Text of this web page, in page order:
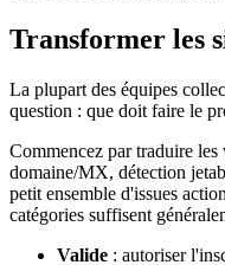
Transformer les
La plupart des équipes
question : que doit faire le
Commencez par traduire
domaine/MX, détection
petit ensemble d'issues
catégories suffisent
Valide : autoriser